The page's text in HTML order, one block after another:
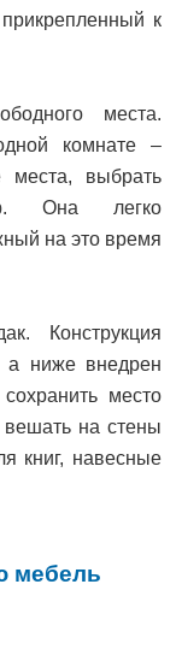
к
места.
комнате –
места, выбрать
Она легко
на это время
Конструкция
а ниже внедрен
место
вешать на стены
книг, навесные
мебель